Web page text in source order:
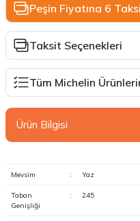
Peşin Fiyatına 6
Taksit Seçenekleri
Tüm Michelin
Ürün Bilgisi
Mevsim : Yaz
Taban
Genişliği
: 245